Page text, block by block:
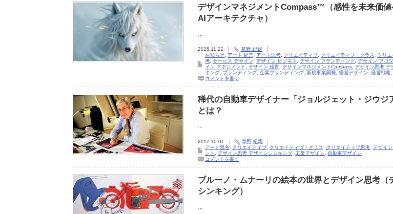
デザインマネジメントCompass™（感性を未来価
AIアーキテクチャ）
2025.11.22
草野 紀親
お知らせ
アート 経営 アート思考 クリエイティブ クリエイティブ・クラス
クリ
考 サービス デザイン デザイン ビジネス デザイン ブランディング デザイン プロ
イン マネジメント
デザイン 経営 デザインマネジメントCompass デザイン思考 デ
キング
ブランディング 企業ブランディング 新規事業開発 経営デザイン 経営戦略
コメントを書く
稀代の自動車デザイナー「ジョルジェット・ジウジ
とは？
2017.10.01
草野 紀親
アート思考
クリエイティブ クリエイティブ・クラス クリエイティブ思考 デザイ
ント
デザイン思考 デザインシンキング 工業デザイン
自動車デザイン
コメントを書く
ブルーノ・ムナーリの絵本の世界とデザイン思考（
シンキング）